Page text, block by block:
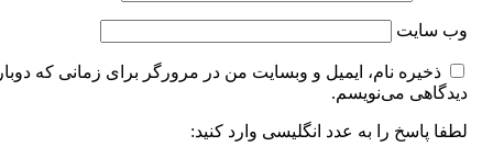
وب‌ سایت
ذخیره نام، ایمیل و وبسایت من در مرورگر برای زمانی که
دیدگاهی می‌نویسم.
لطفا پاسخ را به عدد انگلیسی وارد کنید: